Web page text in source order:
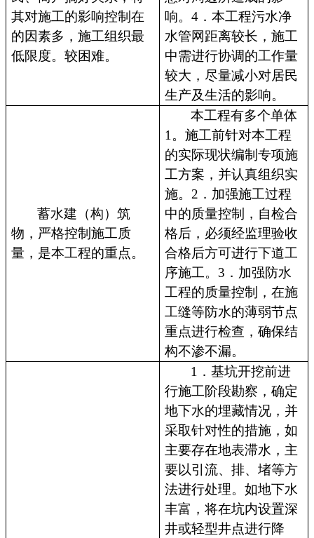
其对施工的影响控制在
的因素多，施工组织最
低限度。较困难。
响。4．本工程污水净
水管网距离较长，施工
中需进行协调的工作量
较大，尽量减小对居民
生产及生活的影响。
蓄水建（构）筑
物，严格控制施工质
量，是本工程的重点。
本工程有多个单体
1。施工前针对本工程
的实际现状编制专项施
工方案，并认真组织实
施。2．加强施工过程
中的质量控制，自检合
格后，必须经监理验收
合格后方可进行下道工
序施工。3．加强防水
工程的质量控制，在施
工缝等防水的薄弱节点
重点进行检查，确保结
构不渗不漏。
1．基坑开挖前进
行施工阶段勘察，确定
地下水的埋藏情况，并
采取针对性的措施，如
主要存在地表滞水，主
要以引流、排、堵等方
法进行处理。如地下水
丰富，将在坑内设置深
井或轻型井点进行降